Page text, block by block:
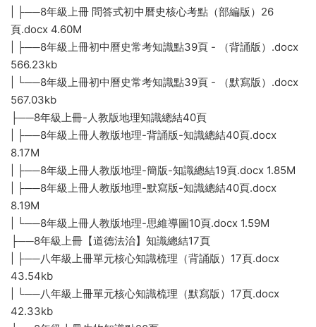
| ├──8年級上冊 問答式初中曆史核心考點（部編版）26
頁.docx 4.60M
| ├──8年級上冊初中曆史常考知識點39頁 - （背誦版）.docx
566.23kb
| └──8年級上冊初中曆史常考知識點39頁 - （默寫版）.docx
567.03kb
├──8年級上冊-人教版地理知識總結40頁
| ├──8年級上冊人教版地理-背誦版-知識總結40頁.docx
8.17M
| ├──8年級上冊人教版地理-簡版-知識總結19頁.docx 1.85M
| ├──8年級上冊人教版地理-默寫版-知識總結40頁.docx
8.19M
| └──8年級上冊人教版地理-思維導圖10頁.docx 1.59M
├──8年級上冊【道德法治】知識總結17頁
| ├──八年級上冊單元核心知識梳理（背誦版）17頁.docx
43.54kb
| └──八年級上冊單元核心知識梳理（默寫版）17頁.docx
42.33kb